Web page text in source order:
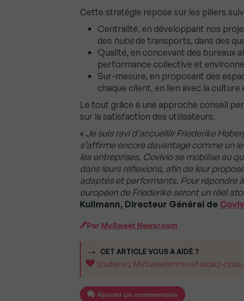
Cette stratégie repose sur les piliers
Centralité, en développant nos
des hubsde transports, dans des
Qualité, en concevant des bureaux
performance collective et
Sur-mesure, en proposant des
chaque client, en lien avec la
Le tout grâce à une approche conseil
sur la satisfaction des utilisateurs.
« Je suis ravi d’accueillir Friederike
s’affirme encore davantage comme un
les entreprises, Covivio se mobilise au
dans leurs réflexions, afin de leur
adaptés et performants. Pour répondre
européen de Friederike seront un réel
Kullmann, Directeur Général de
Par MySweet Newsroom
CET ARTICLE VOUS A AIDÉ ?
Soutenez MySweetImmo et aidez-nous
Ajouter un commentaire